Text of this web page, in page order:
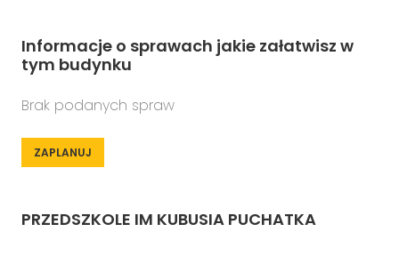
Informacje o sprawach jakie załatwisz w
tym budynku
Brak podanych spraw
ZAPLANUJ
PRZEDSZKOLE IM KUBUSIA PUCHATKA